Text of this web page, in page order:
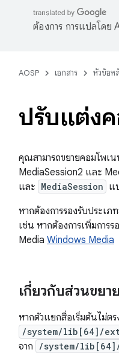
ต้องการ การแปลโดย
AOSP เอกสาร หัวข้อห
ปรับแต่ง
คุณสามารถขยายคอมโพเ
MediaSession2 และ
และ MediaSession แ
หากต้องการรองรับประเ
เช่น หากต้องการเพิ่มการ
Media Windows Media
เกี่ยวกับส่วนขยาย
หากตัวแยกสื่อเริ่มต้นไม่ต
/system/lib[64]/
จาก
/system/